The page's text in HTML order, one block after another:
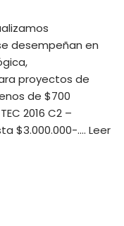
desempeñan en
proyectos de
de $700
2016 C2 –
$3.000.000-.… Leer